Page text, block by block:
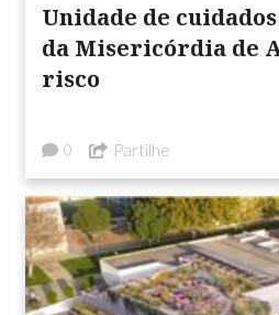
Unidade de
da Misericórdia de
risco
0 Partilhe